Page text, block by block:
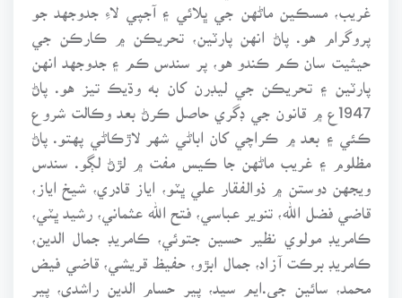
غريب، مسڪين ماڻهن جي ڀلائي ۽ آجپي لاءِ جدوجهد جو
پروگرام هو. پاڻ انهن پارٽين، تحريڪن ۾ ڪارڪن جي
حيثيت سان ڪم ڪندو هو، پر سندس ڪم ۽ جدوجهد انهن
پارٽين ۽ تحريڪن جي ليڊرن کان به وڌيڪ تيز هو. پاڻ
1947ع ۾ قانون جي ڊگري حاصل ڪرڻ بعد وڪالت شروع
ڪئي ۽ بعد ۾ ڪراچي کان اباڻي شهر لاڙڪاڻي پهتو. پاڻ
مظلوم ۽ غريب ماڻهن جا ڪيس مفت ۾ لڙڻ لڳو. سندس
ويجهن دوستن ۾ ذوالفقار علي ڀٽو، اياز قادري، شيخ اياز،
قاضي فضل الله، تنوير عباسي، فتح الله عثماني، رشيد ڀٽي،
ڪامريڊ مولوي نظير حسين جتوئي، ڪامريڊ جمال الدين،
ڪامريڊ برڪت آزاد، جمال ابڙو، حفيظ قريشي، قاضي فيض
محمد، سائين جي.ايم سيد، پير حسام الدين راشدي، پير